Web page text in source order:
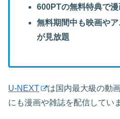
600PTの無料特典で
無料期間中も映画や
が見放題
U-NEXT
は国内最大級の動
にも漫画や雑誌を配信してい